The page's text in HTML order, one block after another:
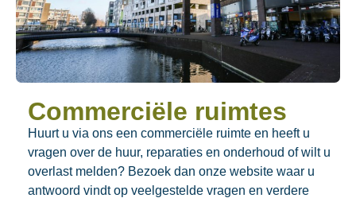
Commerciële ruimtes
Huurt u via ons een commerciële ruimte en heeft u
vragen over de huur, reparaties en onderhoud of wilt u
overlast melden? Bezoek dan onze website waar u
antwoord vindt op veelgestelde vragen en verdere